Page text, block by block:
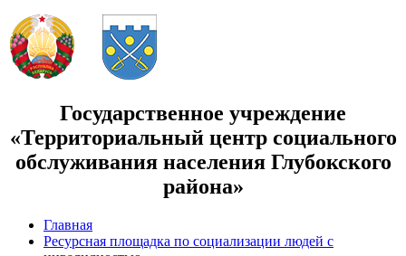
Государственное учреждение
«Территориальный центр социального
обслуживания населения Глубокского
района»
Главная
Ресурсная площадка по социализации людей с